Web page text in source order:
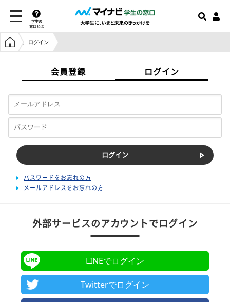
学生の
窓口とは
学生の窓口トップ
ログイン
会員登録 ログイン
パスワードをお忘れの方
メールアドレスをお忘れの方
外部サービスのアカウントでログイン
LINEでログイン
Twitterでログイン